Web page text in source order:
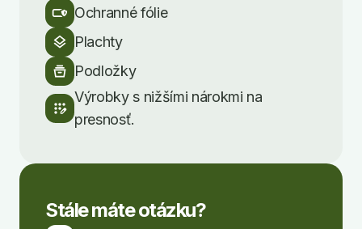
Ochranné fólie
Plachty
Podložky
Výrobky s nižšími nárokmi na
presnosť.
Stále máte otázku?